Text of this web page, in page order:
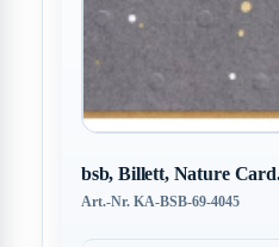
bsb, Billett, Nature
Art.-Nr. KA-BSB-69-4045